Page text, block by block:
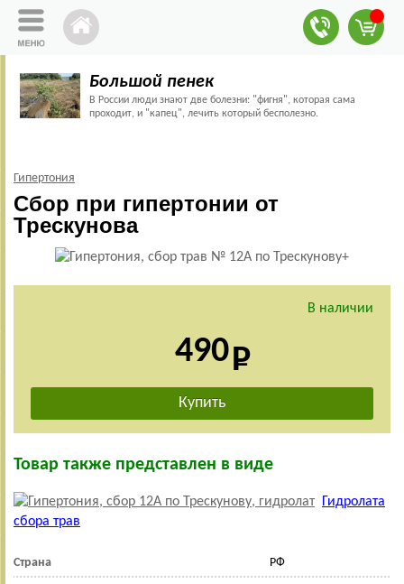
Большой пенек
В России люди знают две болезни: "фигня", которая сама
проходит, и "капец", лечить который бесполезно.
Гипертония
Сбор при гипертонии от
Трескунова
В наличии
490
Товар также представлен в виде
Гидролата
сбора трав
Страна РФ